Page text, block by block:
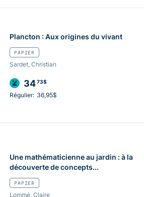
Plancton : Aux origines du vivant
PAPIER
Sardet, Christian
3473$
Régulier: 36,95$
Une mathématicienne au jardin : à la
découverte de concepts...
PAPIER
Lommé, Claire